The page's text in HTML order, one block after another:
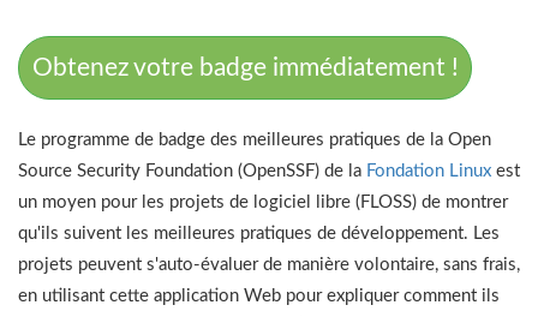
Obtenez votre badge immédiatement !
Le programme de badge des meilleures pratiques de la Open
Source Security Foundation (OpenSSF) de la Fondation Linux est
un moyen pour les projets de logiciel libre (FLOSS) de montrer
qu'ils suivent les meilleures pratiques de développement. Les
projets peuvent s'auto-évaluer de manière volontaire, sans frais,
en utilisant cette application Web pour expliquer comment ils